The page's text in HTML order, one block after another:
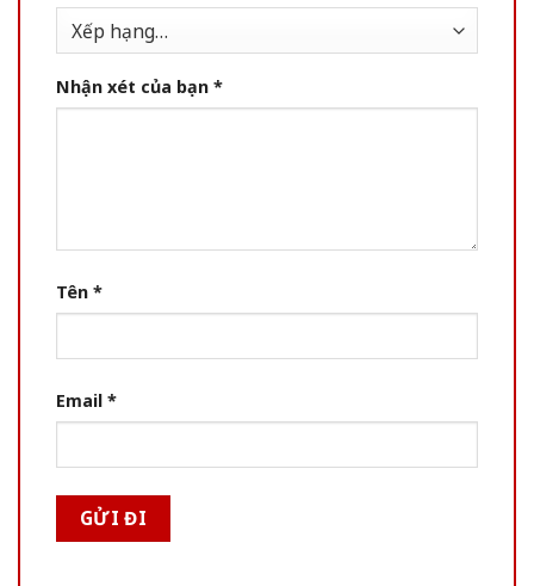
Nhận xét của bạn *
Tên *
Email *